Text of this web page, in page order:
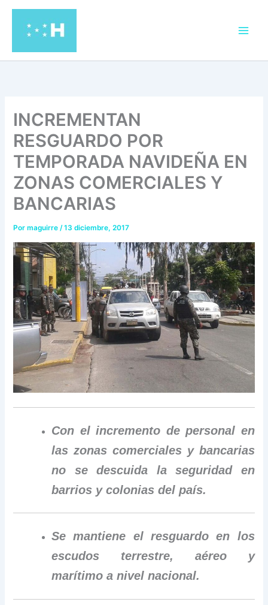
contenido
INCREMENTAN
RESGUARDO POR
TEMPORADA NAVIDEÑA EN
ZONAS COMERCIALES Y
BANCARIAS
Pormaguirre/13 diciembre, 2017
Con el incremento de personal en
las zonas comerciales y bancarias
no se descuida la seguridad en
barrios y colonias del país.
Se mantiene el resguardo en los
escudos terrestre, aéreo y
marítimo a nivel nacional.